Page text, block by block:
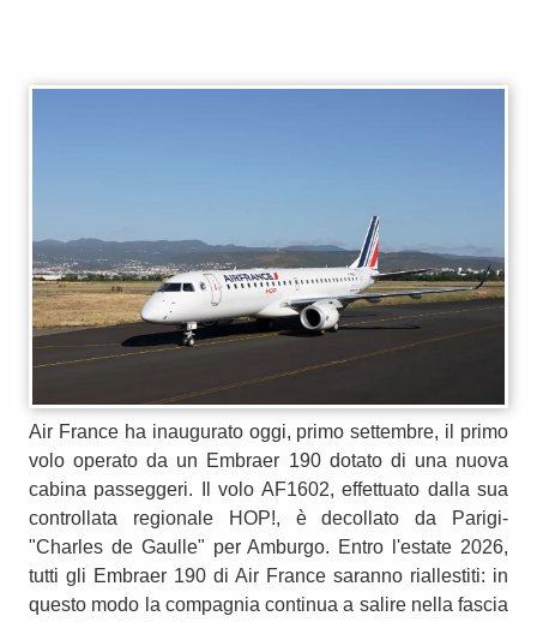
Air France ha inaugurato oggi, primo settembre, il primo
volo operato da un Embraer 190 dotato di una nuova
cabina passeggeri. Il volo AF1602, effettuato dalla sua
controllata regionale HOP!, è decollato da Parigi-
"Charles de Gaulle" per Amburgo. Entro l'estate 2026,
tutti gli Embraer 190 di Air France saranno riallestiti: in
questo modo la compagnia continua a salire nella fascia